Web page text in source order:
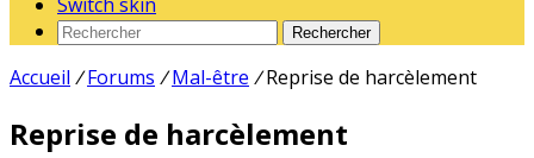
Rechercher
Accueil / Forums / Mal-être / Reprise de harcèlement
Reprise de harcèlement